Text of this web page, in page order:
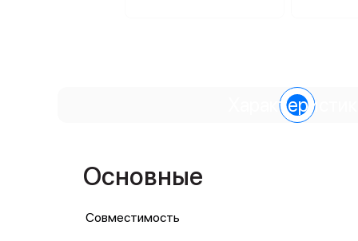
Характеристики
Основные
Совместимость